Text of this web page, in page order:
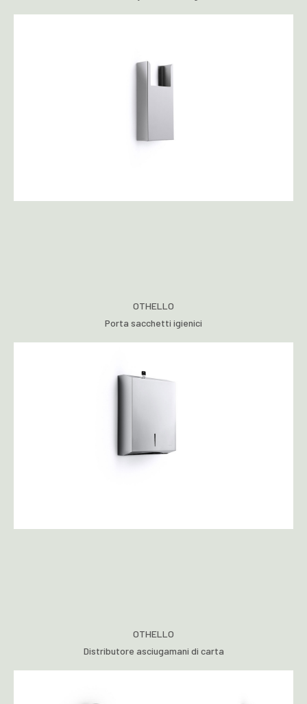
OTHELLO
Porta sacchetti igienici
OTHELLO
Distributore asciugamani di carta